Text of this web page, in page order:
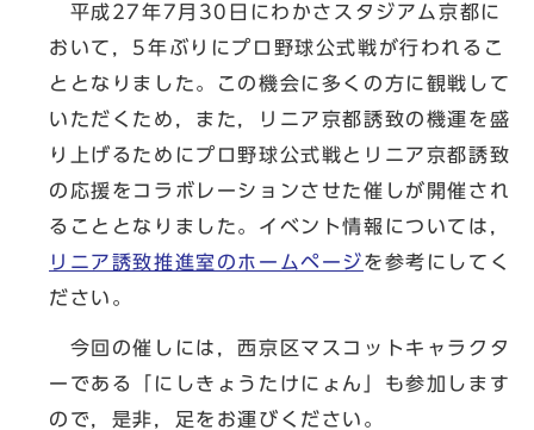
平成27年7月30日にわかさスタジアム京都に
おいて，5年ぶりにプロ野球公式戦が行われるこ
ととなりました。この機会に多くの方に観戦して
いただくため，また，リニア京都誘致の機運を盛
り上げるためにプロ野球公式戦とリニア京都誘致
の応援をコラボレーションさせた催しが開催され
ることとなりました。イベント情報については，
リニア誘致推進室のホームページを参考にしてく
ださい。
今回の催しには，西京区マスコットキャラクタ
ーである「にしきょうたけにょん」も参加します
ので，是非，足をお運びください。